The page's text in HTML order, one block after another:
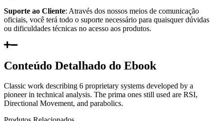
Suporte ao Cliente: Através dos nossos meios de comunicação
oficiais, você terá todo o suporte necessário para quaisquer dúvidas
ou dificuldades técnicas no acesso aos produtos.
Conteúdo Detalhado do Ebook
Classic work describing 6 proprietary systems developed by a
pioneer in technical analysis. The prima ones still used are RSI,
Directional Movement, and parabolics.